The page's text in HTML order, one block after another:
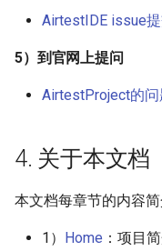
AirtestIDE issue
5）到官网上提问
AirtestProject的
4. 关于本文档
本文档每章节的内容简
1） Home ：项目